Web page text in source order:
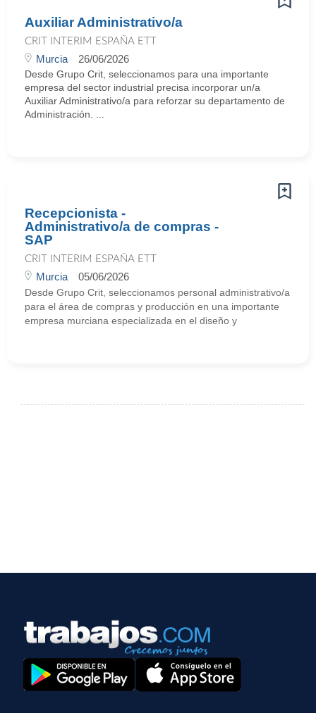
Auxiliar Administrativo/a
CRIT INTERIM ESPAÑA ETT
Murcia 26/06/2026
Desde Grupo Crit, seleccionamos para una importante
empresa del sector industrial precisa incorporar un/a
Auxiliar Administrativo/a para reforzar su departamento de
Administración. ...
Recepcionista -
Administrativo/a de compras -
SAP
CRIT INTERIM ESPAÑA ETT
Murcia 05/06/2026
Desde Grupo Crit, seleccionamos personal administrativo/a
para el área de compras y producción en una importante
empresa murciana especializada en el diseño y